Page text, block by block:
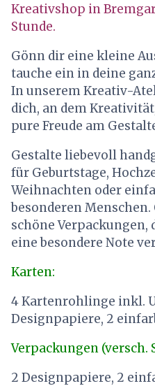
Kreativshop in
Stunde.
Gönn dir eine kleine
tauche ein in deine
In unserem Kreativ-
dich, an dem
pure Freude am
Gestalte liebevoll
für Geburtstage,
Weihnachten oder
besonderen
schöne Verpackungen,
eine besondere Note
Karten:
4 Kartenrohlinge inkl.
Designpapiere, 2
Verpackungen (versch.
2 Designpapiere, 2